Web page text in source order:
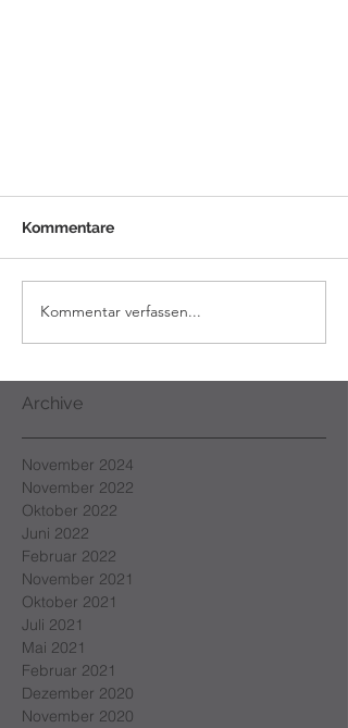
Kommentare
Kommentar verfassen...
Archive
November 2024
November 2022
Oktober 2022
Juni 2022
Februar 2022
November 2021
Oktober 2021
Juli 2021
Mai 2021
Februar 2021
Dezember 2020
November 2020